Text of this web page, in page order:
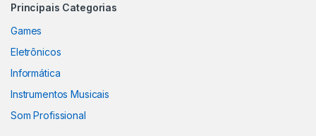
Principais Categorias
Games
Eletrônicos
Informática
Instrumentos Musicais
Som Profissional